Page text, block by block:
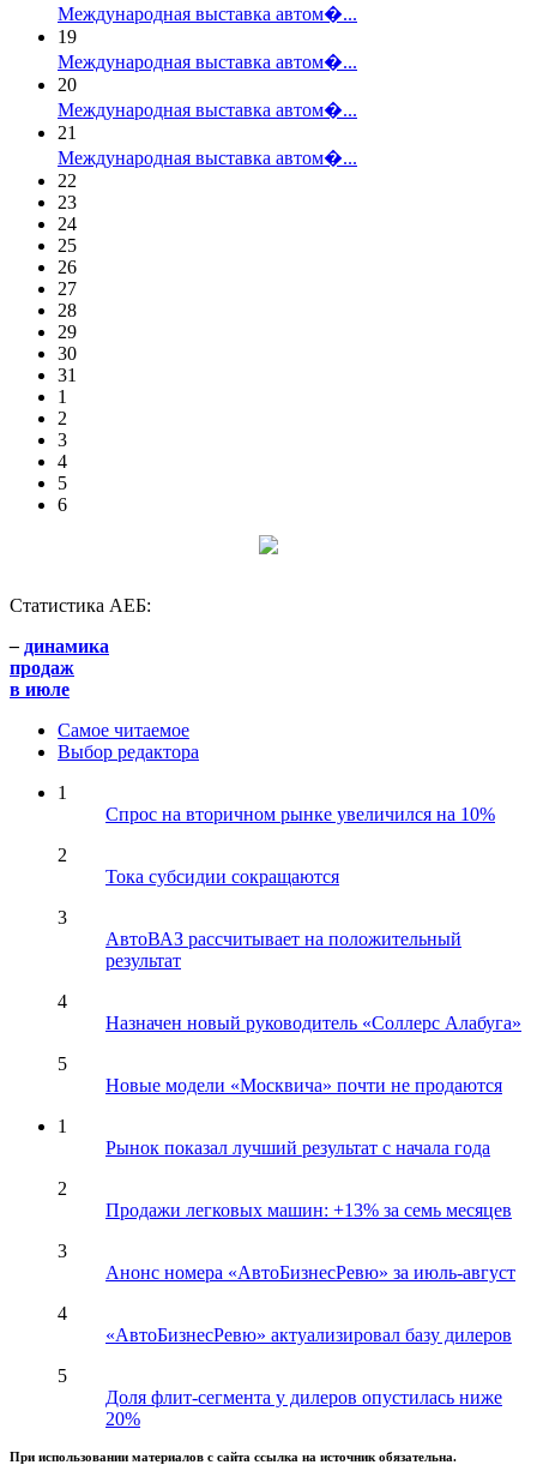
Международная выставка автом�...
19
Международная выставка автом�...
20
Международная выставка автом�...
21
Международная выставка автом�...
22
23
24
25
26
27
28
29
30
31
1
2
3
4
5
6
Статистика АЕБ:
– динамика
продаж
в июле
Самое читаемое
Выбор редактора
1
Спрос на вторичном рынке увеличился на 10%
2
Тока субсидии сокращаются
3
АвтоВАЗ рассчитывает на положительный
результат
4
Назначен новый руководитель «Соллерс Алабуга»
5
Новые модели «Москвича» почти не продаются
1
Рынок показал лучший результат с начала года
2
Продажи легковых машин: +13% за семь месяцев
3
Анонс номера «АвтоБизнесРевю» за июль-август
4
«АвтоБизнесРевю» актуализировал базу дилеров
5
Доля флит-сегмента у дилеров опустилась ниже
20%
При использовании материалов с сайта ссылка на источник обязательна.